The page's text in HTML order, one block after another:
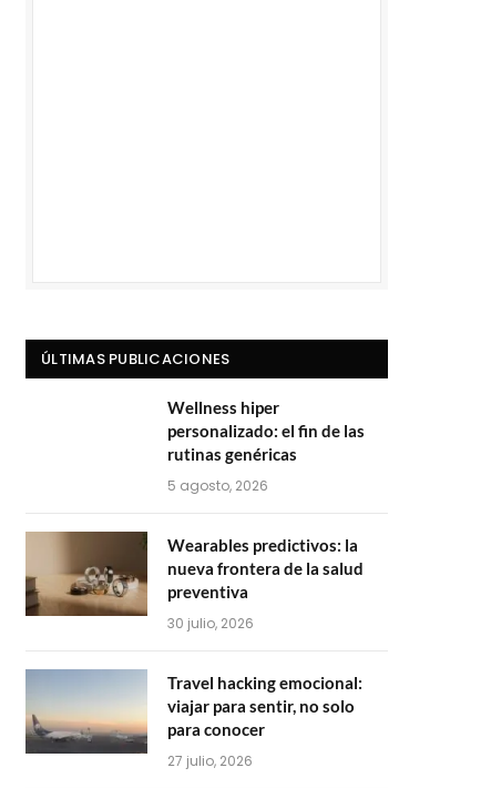
ÚLTIMAS PUBLICACIONES
Wellness hiper
personalizado: el fin de las
rutinas genéricas
5 agosto, 2026
Wearables predictivos: la
nueva frontera de la salud
preventiva
30 julio, 2026
Travel hacking emocional:
viajar para sentir, no solo
para conocer
27 julio, 2026